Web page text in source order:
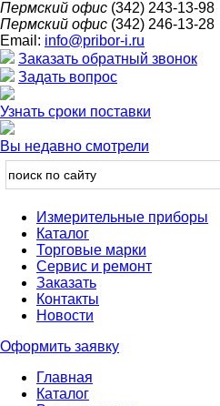
Пермский офис (342) 243-13-98
Пермский офис (342) 246-13-28
Email: info@pribor-i.ru
Заказать обратный звонок
Задать вопрос
Узнать сроки поставки
Вы недавно смотрели
Измерительные приборы
Каталог
Торговые марки
Сервис и ремонт
Заказать
Контакты
Новости
Оформить заявку
Главная
Каталог